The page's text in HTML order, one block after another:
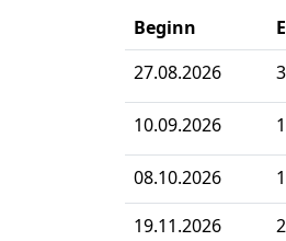
Beginn
27.08.2026
10.09.2026
08.10.2026
19.11.2026